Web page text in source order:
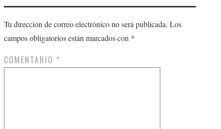
Tu dirección de correo electrónico no será publicada. Los
campos obligatorios están marcados con *
COMENTARIO *